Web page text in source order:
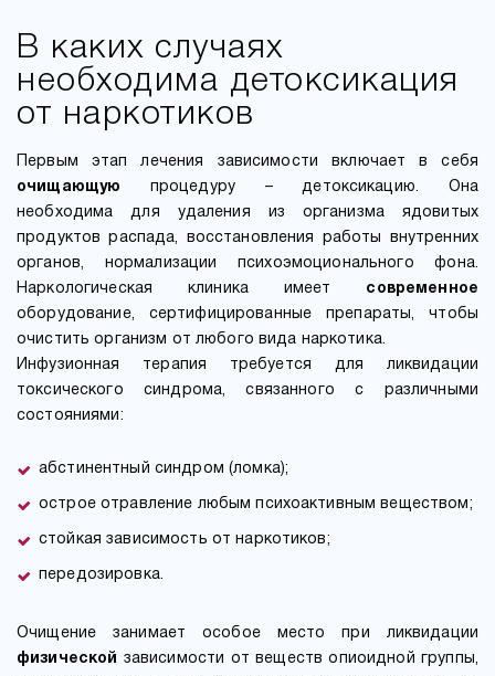
В каких случаях
необходима детоксикация
от наркотиков
Первым этап лечения зависимости включает в себя
очищающую процедуру – детоксикацию. Она
необходима для удаления из организма ядовитых
продуктов распада, восстановления работы внутренних
органов, нормализации психоэмоционального фона.
Наркологическая клиника имеет современное
оборудование, сертифицированные препараты, чтобы
очистить организм от любого вида наркотика.
Инфузионная терапия требуется для ликвидации
токсического синдрома, связанного с различными
состояниями:
абстинентный синдром (ломка);
острое отравление любым психоактивным веществом;
стойкая зависимость от наркотиков;
передозировка.
Очищение занимает особое место при ликвидации
физической
зависимости от веществ опиоидной группы,